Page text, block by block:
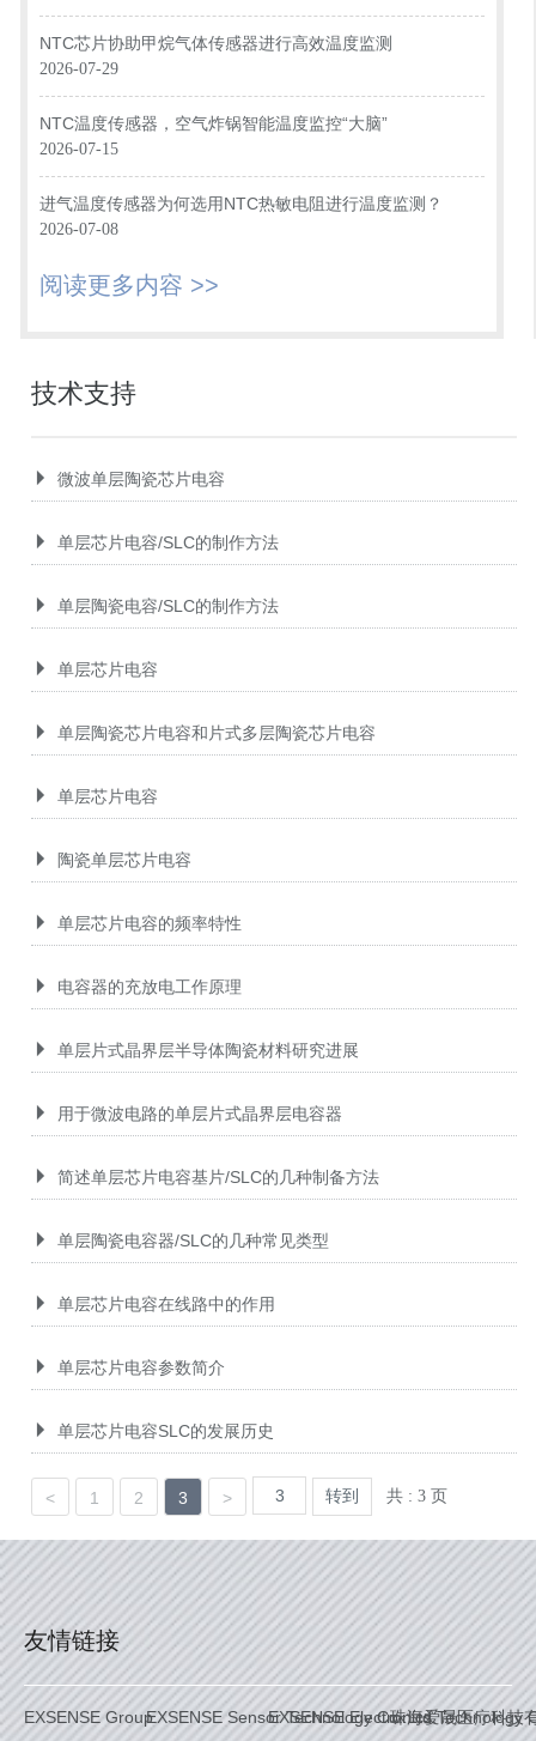
NTC芯片协助甲烷气体传感器进行高效温度监测
2026-07-29
NTC温度传感器，空气炸锅智能温度监控“大脑”
2026-07-15
进气温度传感器为何选用NTC热敏电阻进行温度监测？
2026-07-08
阅读更多内容 >>
技术支持
微波单层陶瓷芯片电容
单层芯片电容/SLC的制作方法
单层陶瓷电容/SLC的制作方法
单层芯片电容
单层陶瓷芯片电容和片式多层陶瓷芯片电容
单层芯片电容
陶瓷单层芯片电容
单层芯片电容的频率特性
电容器的充放电工作原理
单层片式晶界层半导体陶瓷材料研究进展
用于微波电路的单层片式晶界层电容器
简述单层芯片电容基片/SLC的几种制备方法
单层陶瓷电容器/SLC的几种常见类型
单层芯片电容在线路中的作用
单层芯片电容参数简介
单层芯片电容SLC的发展历史
< 1 2 3 > 转到 共 : 3 页
友情链接
EXSENSE GroupEXSENSE Sensor Technology Co. Ltd.
EXSENSE Electronics Technology
珠海爱晟医疗科技